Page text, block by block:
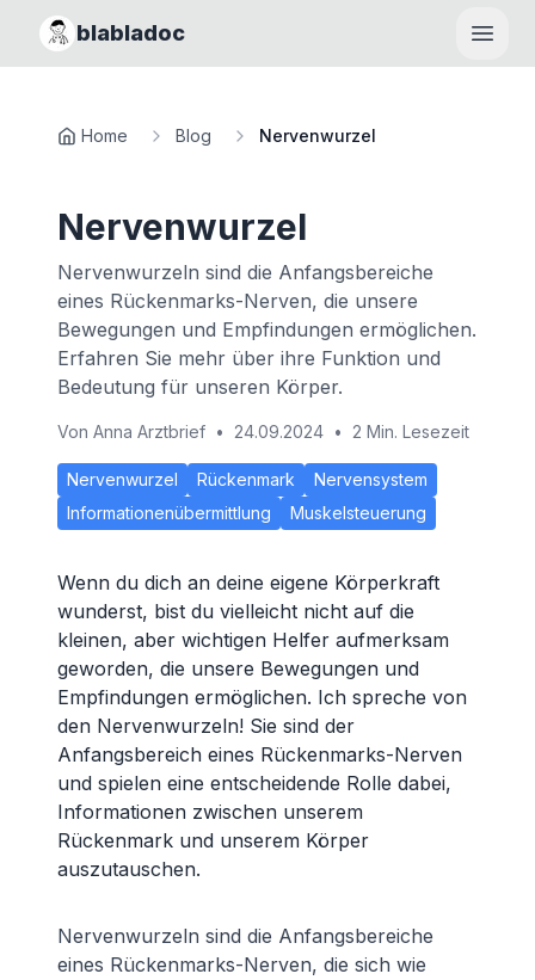
blabladoc
Home Blog Nervenwurzel
Nervenwurzel
Nervenwurzeln sind die Anfangsbereiche
eines Rückenmarks-Nerven, die unsere
Bewegungen und Empfindungen ermöglichen.
Erfahren Sie mehr über ihre Funktion und
Bedeutung für unseren Körper.
Von Anna Arztbrief • 24.09.2024 • 2 Min. Lesezeit
Nervenwurzel Rückenmark
Nervensystem
Informationenübermittlung
Muskelsteuerung
Wenn du dich an deine eigene Körperkraft
wunderst, bist du vielleicht nicht auf die
kleinen, aber wichtigen Helfer aufmerksam
geworden, die unsere Bewegungen und
Empfindungen ermöglichen. Ich spreche von
den Nervenwurzeln! Sie sind der
Anfangsbereich eines Rückenmarks-Nerven
und spielen eine entscheidende Rolle dabei,
Informationen zwischen unserem
Rückenmark und unserem Körper
auszutauschen.
Nervenwurzeln sind die Anfangsbereiche
eines Rückenmarks-Nerven, die sich wie